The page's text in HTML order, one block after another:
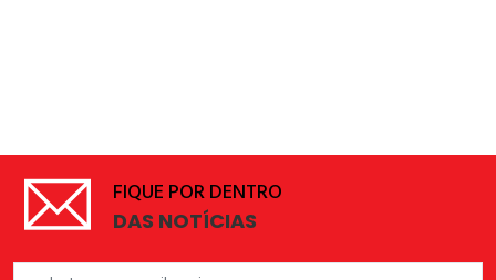
FIQUE POR DENTRO
DAS NOTÍCIAS